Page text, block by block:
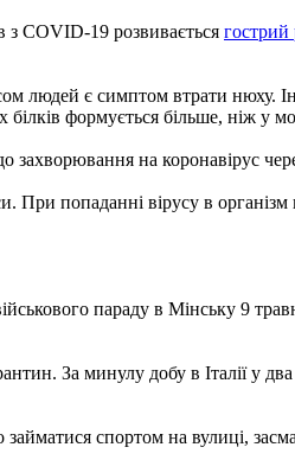
з COVID-19 розвивається гострий
є симптом втрати нюху.
формується більше, ніж у
захворювання на коронавірус
При попаданні вірусу в
параду в Мінську 9
За минулу добу в Італії у
спортом на вулиці,